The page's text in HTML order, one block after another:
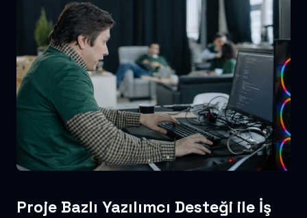
Proje Bazlı Yazılımcı Desteği ile İş